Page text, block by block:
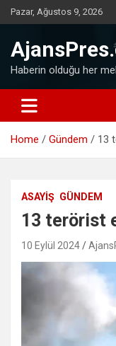
Skip
to
Pazar, Ağustos 9, 2026
Haberin olduğu her
Home Gündem 13
ASAYIŞ GÜNDEM
13 terörist
10 Eylül 2024